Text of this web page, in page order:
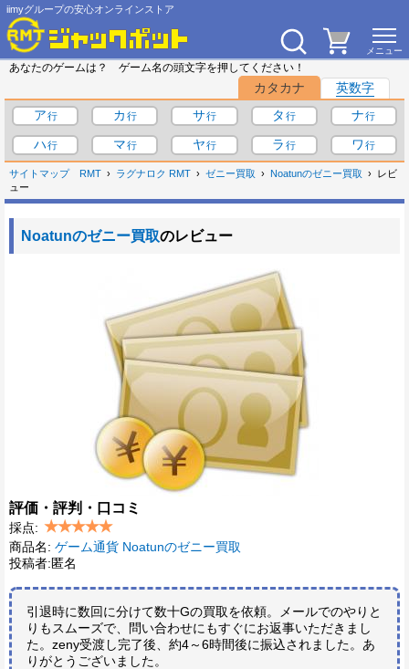
iimyグループの安心オンラインストア
あなたのゲームは？ ゲーム名の頭文字を押してください！
カタカナ
英数字
ア
カ サ タ
ナ
ハ
マ ヤ ラ ワ
サイトマップ RMT ラグナロク RMT ゼニー買取 Noatunのゼニー買取
レビ
ュー
Noatunのゼニー買取のレビュー
評価・評判・口コミ
採点:
商品名: ゲーム通貨 Noatunのゼニー買取
投稿者:匿名
引退時に数回に分けて数十Gの買取を依頼。メールでのやりと
りもスムーズで、問い合わせにもすぐにお返事いただきまし
た。zeny受渡し完了後、約4～6時間後に振込されました。あ
りがとうございました。